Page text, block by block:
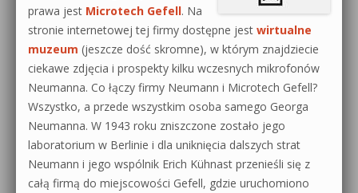
prawa jest Microtech Gefell. Na
stronie internetowej tej firmy dostępne jest wirtualne
muzeum (jeszcze dość skromne), w którym znajdziecie
ciekawe zdjęcia i prospekty kilku wczesnych mikrofonów
Neumanna. Co łączy firmy Neumann i Microtech Gefell?
Wszystko, a przede wszystkim osoba samego Georga
Neumanna. W 1943 roku zniszczone zostało jego
laboratorium w Berlinie i dla uniknięcia dalszych strat
Neumann i jego wspólnik Erich Kühnast przenieśli się z
całą firmą do miejscowości Gefell, gdzie uruchomiono